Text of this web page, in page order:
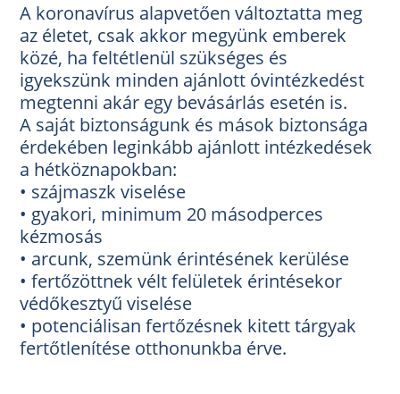
A koronavírus alapvetően változtatta meg
az életet, csak akkor megyünk emberek
közé, ha feltétlenül szükséges és
igyekszünk minden ajánlott óvintézkedést
megtenni akár egy bevásárlás esetén is.
A saját biztonságunk és mások biztonsága
érdekében leginkább ajánlott intézkedések
a hétköznapokban:
• szájmaszk viselése
• gyakori, minimum 20 másodperces
kézmosás
• arcunk, szemünk érintésének kerülése
• fertőzöttnek vélt felületek érintésekor
védőkesztyű viselése
• potenciálisan fertőzésnek kitett tárgyak
fertőtlenítése otthonunkba érve.